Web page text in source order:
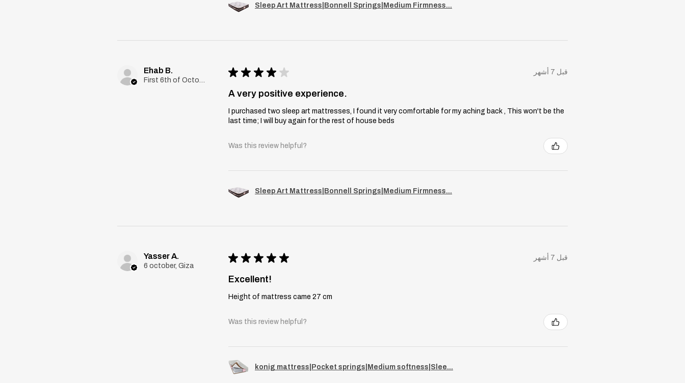
Sleep Art Mattress|Bonnell Springs|Medium Firmness...
Ehab B. ★ ★ ★ ★ ★ قبل 7 أشهر
A very positive experience.
I purchased two sleep art mattresses, I found it very comfortable for my aching back , This won't be the
last time; I will buy again for the rest of house beds
Was this review helpful?
Sleep Art Mattress|Bonnell Springs|Medium Firmness...
Yasser A.
6 october, Giza
★ ★ ★ ★ ★ قبل 7 أشهر
Excellent!
Height of mattress came 27 cm
Was this review helpful?
konig mattress|Pocket springs|Medium softness|Slee...